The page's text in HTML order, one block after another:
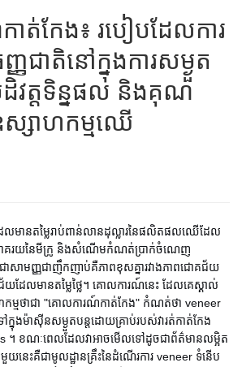
ញ្ញជាតិនៅក្នុងការសម្ងួត veneer គឺបដិវត្តទិន្នផល
ហកម្មឈើ
ត់កែង៖ របៀបដែលការ
ញជាតិនៅក្នុងការសម្ងួត
វត្តទិន្នផល និងគុណ
ស្សាហកម្មឈើ
មានតម្លៃរាប់ពាន់លានដុល្លារនៃផលិតផលឈើដែល
ាគរយនៃមីក្រូ និងសំណើមកំណត់ប្រាក់ចំណេញ
ាមញ្ញជាញឹកញាប់គឺភាពខុសគ្នារវាងភាពជោគជ័យ
យដែលមានតម្លៃថ្លៃ។ គោលការណ៍នេះ ដែលគេស្គាល់
កម្មថាជា "គោលការណ៍កាត់កែង" កំណត់ថា veneer
ក្នុងម៉ាស៊ីនសម្ងួតបន្តដោយគ្រាប់របស់វារត់កាត់កែង
ខណៈពេលដែលវាអាចមើលទៅដូចជាព័ត៌មានលម្អិត
មួយនេះគឺជាមូលដ្ឋានគ្រឹះនៃដំណើរការ veneer ទំនើប